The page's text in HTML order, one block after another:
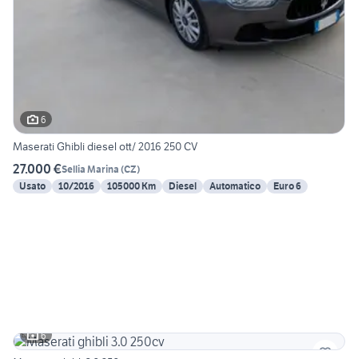
6
Maserati Ghibli diesel ott/ 2016 250 CV
27.000 €Sellia Marina (CZ)
Usato
10/2016 105000 Km Diesel Automatico Euro 6
6